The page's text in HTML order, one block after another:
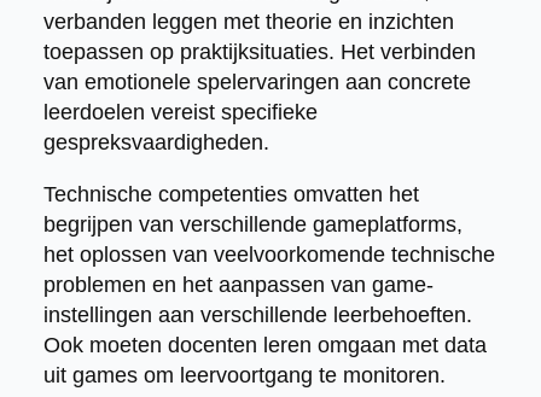
verbanden leggen met theorie en inzichten
toepassen op praktijksituaties. Het verbinden
van emotionele spelervaringen aan concrete
leerdoelen vereist specifieke
gespreksvaardigheden.
Technische competenties omvatten het
begrijpen van verschillende gameplatforms,
het oplossen van veelvoorkomende technische
problemen en het aanpassen van game-
instellingen aan verschillende leerbehoeften.
Ook moeten docenten leren omgaan met data
uit games om leervoortgang te monitoren.